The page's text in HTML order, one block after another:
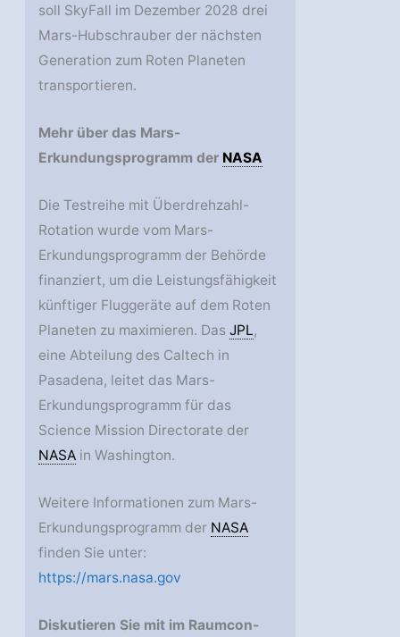
soll SkyFall im Dezember 2028 drei
Mars-Hubschrauber der nächsten
Generation zum Roten Planeten
transportieren.
Mehr über das Mars-
Erkundungsprogramm der NASA
Die Testreihe mit Überdrehzahl-
Rotation wurde vom Mars-
Erkundungsprogramm der Behörde
finanziert, um die Leistungsfähigkeit
künftiger Fluggeräte auf dem Roten
Planeten zu maximieren. DasJPL,
eine Abteilung des Caltech in
Pasadena, leitet das Mars-
Erkundungsprogramm für das
Science Mission Directorate der
NASA in Washington.
Weitere Informationen zum Mars-
Erkundungsprogramm der NASA
finden Sie unter:
https://mars.nasa.gov
Diskutieren Sie mit im Raumcon-